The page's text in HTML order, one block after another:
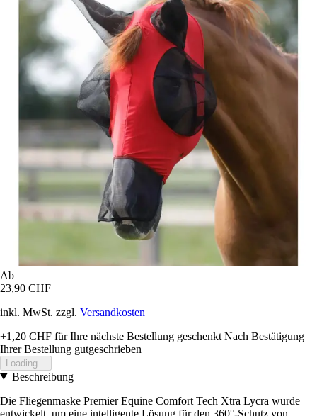
Ab
23,90 CHF
inkl. MwSt. zzgl. Versandkosten
+1,20 CHF für Ihre nächste Bestellung geschenkt Nach Bestätigung
Ihrer Bestellung gutgeschrieben
Loading...
Beschreibung
Die Fliegenmaske Premier Equine Comfort Tech Xtra Lycra wurde
entwickelt, um eine intelligente Lösung für den 360°-Schutz von